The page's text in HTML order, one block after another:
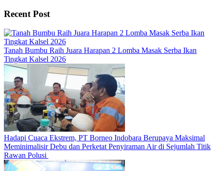
Recent Post
Tanah Bumbu Raih Juara Harapan 2 Lomba Masak Serba Ikan
Tingkat Kalsel 2026
Hadapi Cuaca Ekstrem, PT Borneo Indobara Berupaya Maksimal
Meminimalisir Debu dan Perketat Penyiraman Air di Sejumlah Titik
Rawan Polusi